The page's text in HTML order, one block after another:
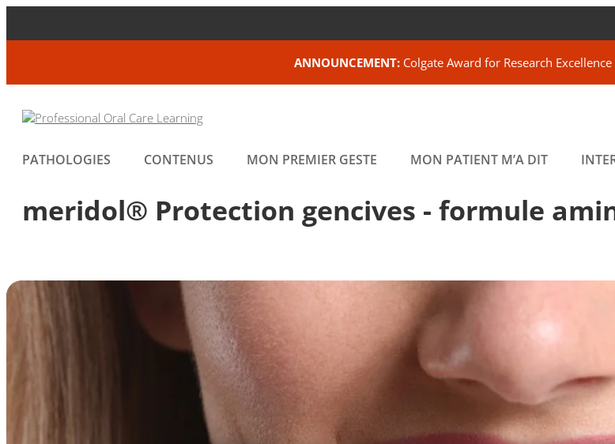
ANNOUNCEMENT:Colgate Award for Research Excellence
PATHOLOGIES CONTENUS MON PREMIER GESTE MON PATIENT M’A DIT
meridol® Protection gencives - formule